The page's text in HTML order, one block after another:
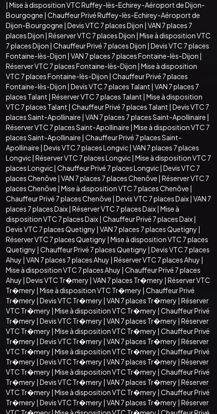
| Mise à disposition VTC Ruffey-lès-Echirey-Aéroport de Dijon-
Bourgogne | Chauffeur Privé Ruffey-lès-Echirey-Aéroport de
Dijon-Bourgogne | Devis VTC 7 places Dijon | VAN 7 places 7
places Dijon | Réserver VTC 7 places Dijon | Mise à disposition VTC
7 places Dijon | Chauffeur Privé 7 places Dijon | Devis VTC 7 places
Fontaine-lès-Dijon | VAN 7 places 7 places Fontaine-lès-Dijon |
Réserver VTC 7 places Fontaine-lès-Dijon | Mise à disposition
VTC 7 places Fontaine-lès-Dijon | Chauffeur Privé 7 places
Fontaine-lès-Dijon | Devis VTC 7 places Talant | VAN 7 places 7
places Talant | Réserver VTC 7 places Talant | Mise à disposition
VTC 7 places Talant | Chauffeur Privé 7 places Talant | Devis VTC 7
places Saint-Apollinaire | VAN 7 places 7 places Saint-Apollinaire |
Réserver VTC 7 places Saint-Apollinaire | Mise à disposition VTC 7
places Saint-Apollinaire | Chauffeur Privé 7 places Saint-
Apollinaire | Devis VTC 7 places Longvic| VAN 7 places 7 places
Longvic| Réserver VTC 7 places Longvic| Mise à disposition VTC 7
places Longvic| Chauffeur Privé 7 places Longvic| Devis VTC 7
places Chenôve | VAN 7 places 7 places Chenôve | Réserver VTC 7
places Chenôve | Mise à disposition VTC 7 places Chenôve |
Chauffeur Privé 7 places Chenôve | Devis VTC 7 places Daix| VAN 7
places 7 places Daix| Réserver VTC 7 places Daix| Mise à
disposition VTC 7 places Daix| Chauffeur Privé 7 places Daix|
Devis VTC 7 places Quetigny | VAN 7 places 7 places Quetigny |
Réserver VTC 7 places Quetigny | Mise à disposition VTC 7 places
Quetigny | Chauffeur Privé 7 places Quetigny | Devis VTC 7 places
Ahuy | VAN 7 places 7 places Ahuy | Réserver VTC 7 places Ahuy |
Mise à disposition VTC 7 places Ahuy | Chauffeur Privé 7 places
Ahuy | Devis VTC Tr�mery | VAN 7 places Tr�mery | Réserver VTC
Tr�mery | Mise à disposition VTC Tr�mery | Chauffeur Privé
Tr�mery | Devis VTC Tr�mery | VAN 7 places Tr�mery | Réserver
VTC Tr�mery | Mise à disposition VTC Tr�mery | Chauffeur Privé
Tr�mery | Devis VTC Tr�mery | VAN 7 places Tr�mery | Réserver
VTC Tr�mery | Mise à disposition VTC Tr�mery | Chauffeur Privé
Tr�mery | Devis VTC Tr�mery | VAN 7 places Tr�mery | Réserver
VTC Tr�mery | Mise à disposition VTC Tr�mery | Chauffeur Privé
Tr�mery | Devis VTC Tr�mery | VAN 7 places Tr�mery | Réserver
VTC Tr�mery | Mise à disposition VTC Tr�mery | Chauffeur Privé
Tr�mery | Devis VTC Tr�mery | VAN 7 places Tr�mery | Réserver
VTC Tr�mery | Mise à disposition VTC Tr�mery | Chauffeur Privé
Tr�mery | Devis VTC Tr�mery | VAN 7 places Tr�mery | Réserver